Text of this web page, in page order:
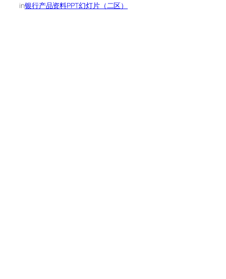
in银行产品资料PPT幻灯片（二区）